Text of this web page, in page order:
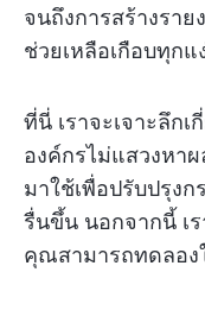
จนถึงการสร้างราย
ช่วยเหลือเกือบทุก
ที่นี่ เราจะเจาะลึก
องค์กรไม่แสวงหา
มาใช้เพื่อปรับปรุง
รื่นขึ้น นอกจากนี้ เ
คุณสามารถทดลอง